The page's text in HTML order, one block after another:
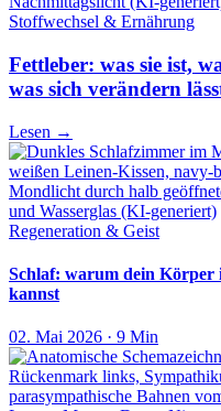
Stoffwechsel & Ernährung
Fettleber: was sie ist,
was sich verändern
Lesen →
Regeneration & Geist
Schlaf: warum dein Körper
kannst
02. Mai 2026 · 9 Min